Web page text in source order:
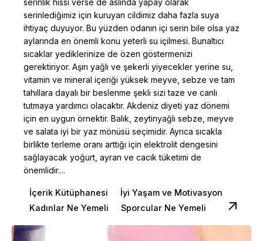
serinlik hissi verse de aslında yapay olarak
serinlediğimiz için kuruyan cildimiz daha fazla suya
ihtiyaç duyuyor. Bu yüzden odanın içi serin bile olsa yaz
aylarında en önemli konu yeterli su içilmesi. Bunaltıcı
sıcaklar yediklerinize de özen göstermenizi
gerektiriyor. Aşırı yağlı ve şekerli yiyecekler yerine su,
vitamin ve mineral içeriği yüksek meyve, sebze ve tam
tahıllara dayalı bir beslenme şekli sizi taze ve canlı
tutmaya yardımcı olacaktır. Akdeniz diyeti yaz dönemi
için en uygun örnektir. Balık, zeytinyağlı sebze, meyve
ve salata iyi bir yaz mönüsü seçimidir. Ayrıca sıcakla
birlikte terleme oranı arttığı için elektrolit dengesini
sağlayacak yoğurt, ayran ve cacık tüketimi de
önemlidir....
İçerik Kütüphanesi
İyi Yaşam ve Motivasyon
Kadınlar Ne Yemeli
Sporcular Ne Yemeli